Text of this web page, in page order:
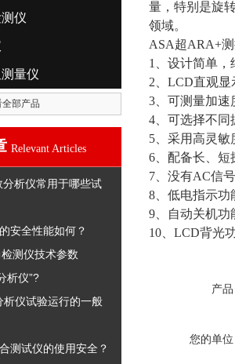
仪
量仪
全部产品
Relevant Articles
析仪常用于哪些试
安全性能如何？
测仪技术参数
析仪”?
析仪试验运行的一般
测试仪的使用安全？
量，特别是旋
领域。
ASA超ARA+
1
、设计简单
2
LCD直观显
3 、可测量加
4 、可选择不同
5 、采用高灵
6 、配备长、
7 、没有AC信
8 、低电指示功
9 、自动关机功
10
LCD背光
产品
您的单位